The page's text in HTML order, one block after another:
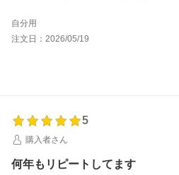
自分用
注文日：2026/05/19
5
購入者さん
何年もリピートしてます